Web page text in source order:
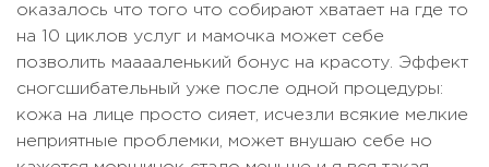
оказалось что того что собирают хватает на где то
на 10 циклов услуг и мамочка может себе
позволить мааааленький бонус на красоту. Эффект
сногсшибательный уже после одной процедуры:
кожа на лице просто сияет, исчезли всякие мелкие
неприятные проблемки, может внушаю себе но